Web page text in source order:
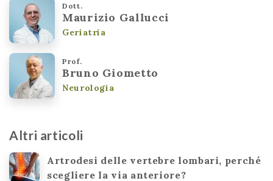
Dott.
Maurizio Gallucci
Geriatria
Prof.
Bruno Giometto
Neurologia
Altri articoli
Artrodesi delle vertebre lombari, perché
scegliere la via anteriore?